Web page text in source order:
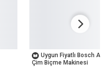
Uygun Fiyatlı Bosch
Çim Biçme Makinesi